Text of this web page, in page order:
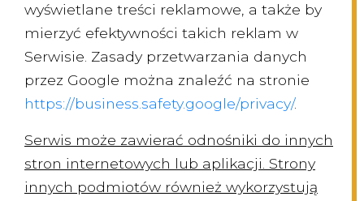
wyświetlane treści reklamowe, a także by
mierzyć efektywności takich reklam w
Serwisie. Zasady przetwarzania danych
przez Google można znaleźć na stronie
https://business.safety.google/privacy/.
Serwis może zawierać odnośniki do innych
stron internetowych lub aplikacji. Strony
innych podmiotów również wykorzystują